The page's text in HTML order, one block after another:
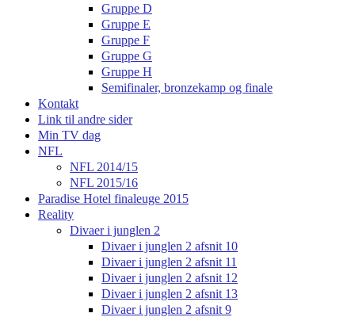
Gruppe D
Gruppe E
Gruppe F
Gruppe G
Gruppe H
Semifinaler, bronzekamp og finale
Kontakt
Link til andre sider
Min TV dag
NFL
NFL 2014/15
NFL 2015/16
Paradise Hotel finaleuge 2015
Reality
Divaer i junglen 2
Divaer i junglen 2 afsnit 10
Divaer i junglen 2 afsnit 11
Divaer i junglen 2 afsnit 12
Divaer i junglen 2 afsnit 13
Divaer i junglen 2 afsnit 9